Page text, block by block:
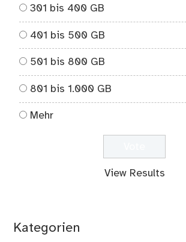
301 bis 400 GB
401 bis 500 GB
501 bis 800 GB
801 bis 1.000 GB
Mehr
View Results
Kategorien